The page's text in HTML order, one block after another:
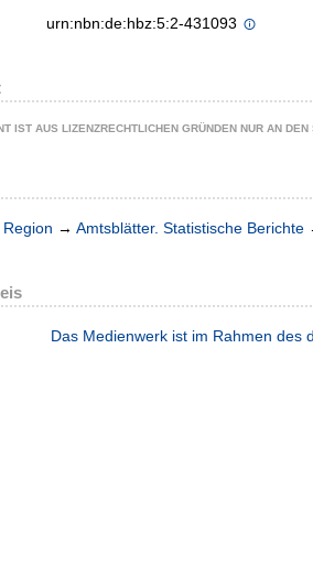
urn:nbn:de:hbz:5:2-431093
IST AUS LIZENZRECHTLICHEN GRÜNDEN NUR AN
→ Amtsblätter. Statistische Berichte
Das Medienwerk ist im Rahmen des